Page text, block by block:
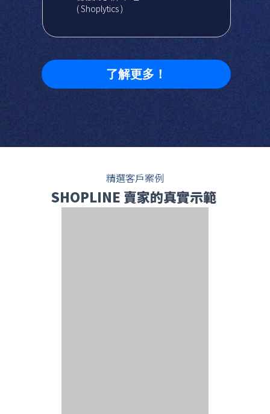
( Shoplytics )
了解更多！
精選客戶案例
SHOPLINE 賣家的真實示範